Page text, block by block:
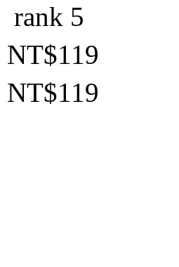
NT$119
NT$119